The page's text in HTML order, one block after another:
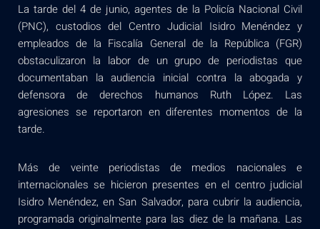
La tarde del 4 de junio, agentes de la Policía Nacional Civil
(PNC), custodios del Centro Judicial Isidro Menéndez y
empleados de la Fiscalía General de la República (FGR)
obstaculizaron la labor de un grupo de periodistas que
documentaban la audiencia inicial contra la abogada y
defensora de derechos humanos Ruth López. Las
agresiones se reportaron en diferentes momentos de la
tarde.
Más de veinte periodistas de medios nacionales e
internacionales se hicieron presentes en el centro judicial
Isidro Menéndez, en San Salvador, para cubrir la audiencia,
programada originalmente para las diez de la mañana. Las